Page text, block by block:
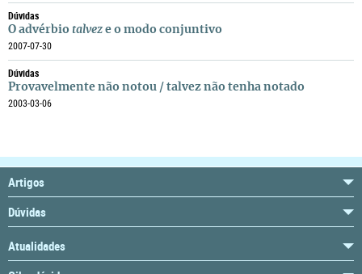
Dúvidas
O advérbio talvez e o modo conjuntivo
2007-07-30
Dúvidas
Provavelmente não notou / talvez não tenha notado
2003-03-06
Artigos
Dúvidas
Atualidades